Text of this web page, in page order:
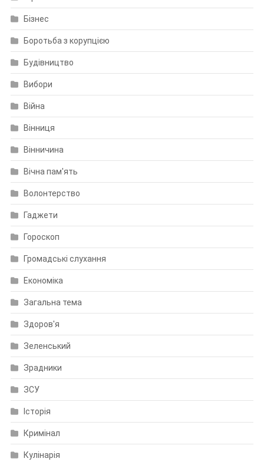
Бізнес
Боротьба з корупцією
Будівництво
Вибори
Війна
Вінниця
Вінничина
Вічна пам'ять
Волонтерство
Гаджети
Гороскоп
Громадські слухання
Економіка
Загальна тема
Здоров'я
Зеленський
Зрадники
ЗСУ
Історія
Кримінал
Кулінарія